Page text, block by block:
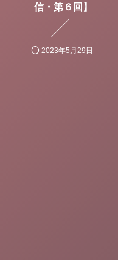
信・第６回】
2023年5月29日